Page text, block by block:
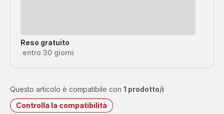
Reso gratuito
entro 30 giorni
Questo articolo è compatibile con 1 prodotto/i
Controlla la compatibilità